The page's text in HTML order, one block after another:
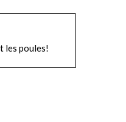
les poules!